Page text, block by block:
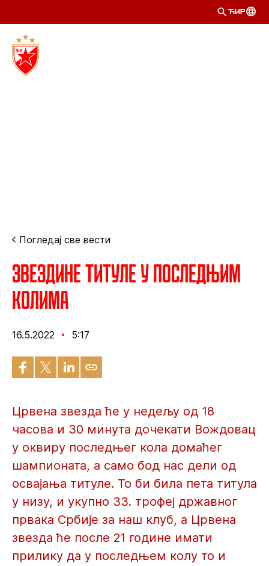
ЋИР
Погледај све вести
Звездине титуле у последњим
колима
16.5.2022 5:17
Црвена звезда ће у недељу од 18
часова и 30 минута дочекати Вождовац
у оквиру последњег кола домаћег
шампионата, а само бод нас дели од
освајања титуле. То би била пета титула
у низу, и укупно 33. трофеј државног
првака Србије за наш клуб, а Црвена
звезда ће после 21 године имати
прилику да у последњем колу то и